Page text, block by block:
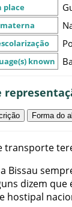
place
known
Forma do
transporte
a Bissau
dizem que
hostipal